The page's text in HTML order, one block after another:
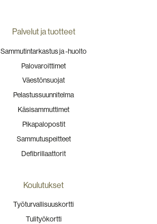
Palvelut ja tuotteet
Sammutintarkastus ja -huolto
Palovaroittimet
Väestönsuojat
Pelastussuunnitelma
Käsisammuttimet
Pikapalopostit
Sammutuspeitteet
Defibrillaattorit
Koulutukset
Työturvallisuuskortti
Tulityökortti